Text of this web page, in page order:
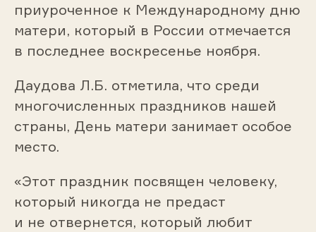
приуроченное к Международному дню
матери, который в России отмечается
в последнее воскресенье ноября.
Даудова Л.Б. отметила, что среди
многочисленных праздников нашей
страны, День матери занимает особое
место.
«Этот праздник посвящен человеку,
который никогда не предаст
и не отвернется, который любит